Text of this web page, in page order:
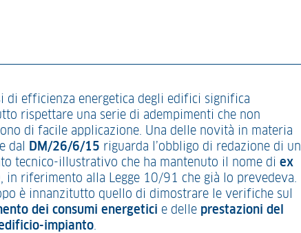
di efficienza energetica degli edifici significa
rispettare una serie di adempimenti che non
di facile applicazione. Una delle novità in materia
dal
DM/26/6/15 riguarda l’obbligo di redazione di un
tecnico-illustrativo che ha mantenuto il nome di ex
, in riferimento alla Legge 10/91 che già lo prevedeva.
è innanzitutto quello di dimostrare le verifiche sul
dei consumi energetici e delle prestazioni del
impianto.